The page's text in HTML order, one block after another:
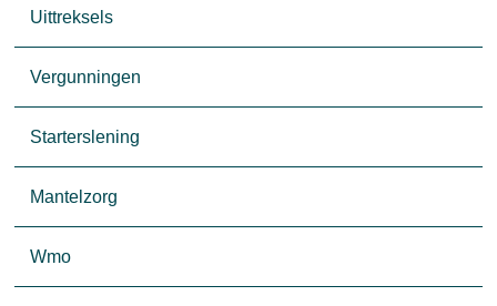
Uittreksels
Vergunningen
Starterslening
Mantelzorg
Wmo